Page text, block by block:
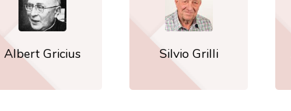
Albert Gricius Silvio Grilli